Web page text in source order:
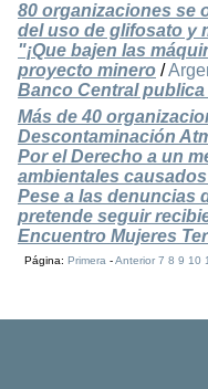
80 organizaciones se
del uso de glifosato y
"¡Que bajen las
proyecto minero /
Banco Central
Más de 40
Descontaminación
Por el Derecho a un
ambientales
Pese a las denuncias
pretende seguir
Encuentro Mujeres
Página:Primera -Anterior 7 8 9 10